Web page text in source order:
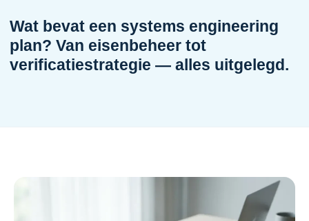
Wat bevat een systems engineering
plan? Van eisenbeheer tot
verificatiestrategie — alles uitgelegd.